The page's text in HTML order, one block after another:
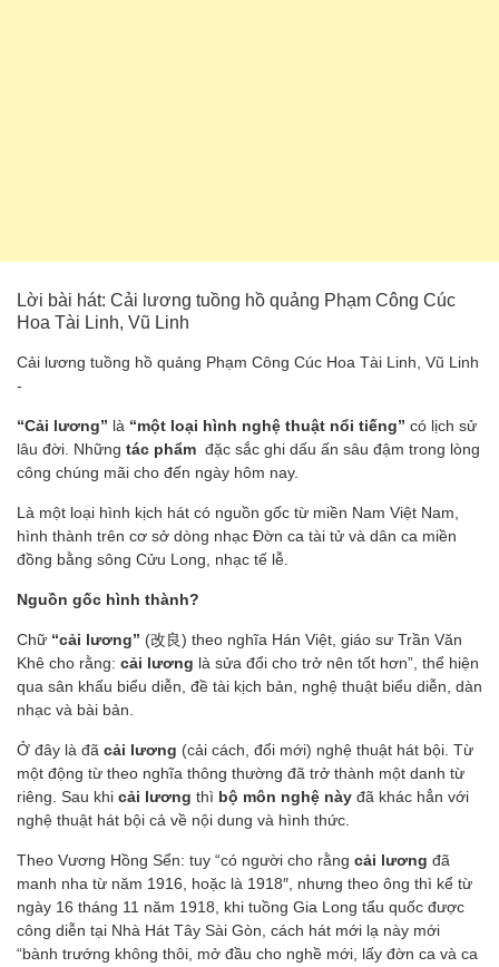
Lời bài hát: Cải lương tuồng hồ quảng Phạm Công Cúc
Hoa Tài Linh, Vũ Linh
Cải lương tuồng hồ quảng Phạm Công Cúc Hoa Tài Linh, Vũ Linh
-
“Cải lương” là “một loại hình nghệ thuật nổi tiếng” có lịch sử
lâu đời. Những tác phẩm đặc sắc ghi dấu ấn sâu đậm trong lòng
công chúng mãi cho đến ngày hôm nay.
Là một loại hình kịch hát có nguồn gốc từ miền Nam Việt Nam,
hình thành trên cơ sở dòng nhạc Đờn ca tài tử và dân ca miền
đồng bằng sông Cửu Long, nhạc tế lễ.
Nguồn gốc hình thành?
Chữ “cải lương” (改良) theo nghĩa Hán Việt, giáo sư Trần Văn
Khê cho rằng: cải lương là sửa đổi cho trở nên tốt hơn”, thể hiện
qua sân khấu biểu diễn, đề tài kịch bản, nghệ thuật biểu diễn, dàn
nhạc và bài bản.
Ở đây là đã cải lương (cải cách, đổi mới) nghệ thuật hát bội. Từ
một động từ theo nghĩa thông thường đã trở thành một danh từ
riêng. Sau khi cải lương thì bộ môn nghệ này đã khác hẳn với
nghệ thuật hát bội cả về nội dung và hình thức.
Theo Vương Hồng Sển: tuy “có người cho rằng cải lương đã
manh nha từ năm 1916, hoặc là 1918″, nhưng theo ông thì kể từ
ngày 16 tháng 11 năm 1918, khi tuồng Gia Long tẩu quốc được
công diễn tại Nhà Hát Tây Sài Gòn, cách hát mới lạ này mới
“bành trướng không thôi, mở đầu cho nghề mới, lấy đờn ca và ca